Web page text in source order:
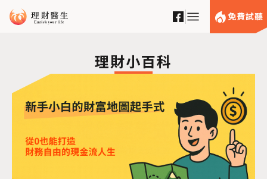
免費試聽
理財小百科